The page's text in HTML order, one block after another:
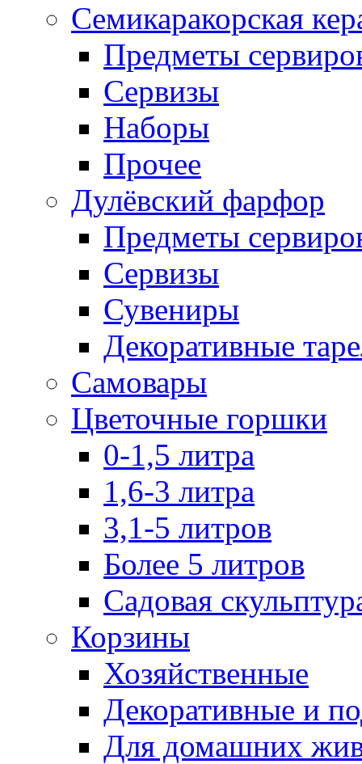
Семикаракорская
Предметы
Сервизы
Наборы
Прочее
Дулёвский фарфор
Предметы
Сервизы
Сувениры
Декоративные
Самовары
Цветочные горшки
0-1,5 литра
1,6-3 литра
3,1-5 литров
Более 5 литров
Садовая
Корзины
Хозяйственные
Декоративные и
Для домашних